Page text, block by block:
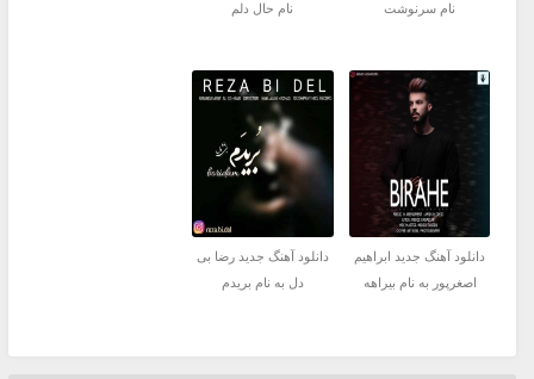
نام سرنوشت
نام حال دلم
دانلود آهنگ جدید ابراهیم
اصغرپور به نام بیراهه
دانلود آهنگ جدید رضا بی
دل به نام بریدم